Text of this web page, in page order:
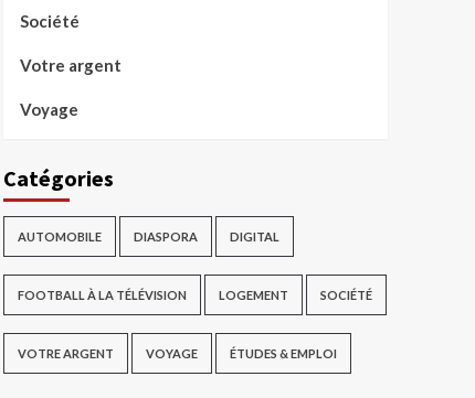
Société
Votre argent
Voyage
Catégories
AUTOMOBILE DIASPORA DIGITAL
FOOTBALL À LA TÉLÉVISION LOGEMENT SOCIÉTÉ
VOTRE ARGENT VOYAGE ÉTUDES & EMPLOI